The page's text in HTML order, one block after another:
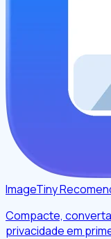
ImageTiny
Compacte,
privacidade em